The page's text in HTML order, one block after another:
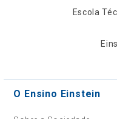
Escola
O Ensino Einstein